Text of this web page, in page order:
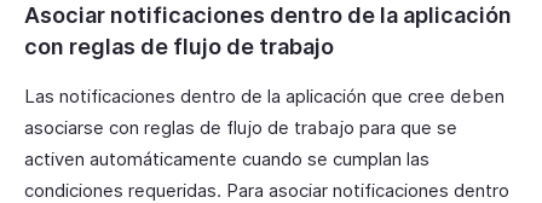
Asociar notificaciones dentro de la aplicación
con reglas de flujo de trabajo
Las notificaciones dentro de la aplicación que cree deben
asociarse con reglas de flujo de trabajo para que se
activen automáticamente cuando se cumplan las
condiciones requeridas. Para asociar notificaciones dentro